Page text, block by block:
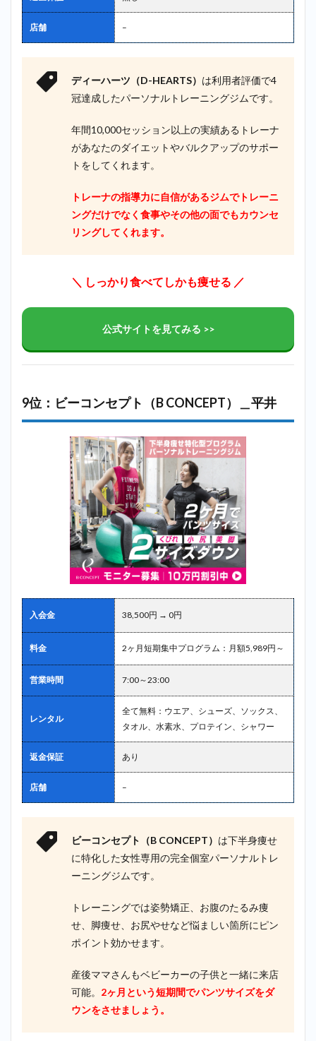
店舗 –
ディーハーツ（D-HEARTS） は利用者評価で4
冠達成したパーソナルトレーニングジムです。
年間10,000セッション以上の実績あるトレーナ
があなたのダイエットやバルクアップのサポー
トをしてくれます。
トレーナの指導力に自信があるジムでトレーニ
ングだけでなく食事やその他の面でもカウンセ
リングしてくれます。
＼ しっかり食べてしかも痩せる ／
公式サイトを見てみる >>
9位：ビーコンセプト（B CONCEPT）＿平井
入会金 38,500円 → 0円
料金 2ヶ月短期集中プログラム：月額5,989円～
営業時間 7:00～23:00
レンタル
全て無料：ウエア、シューズ、ソックス、
タオル、水素水、プロテイン、シャワー
返金保証 あり
店舗 –
ビーコンセプト（B CONCEPT） は下半身痩せ
に特化した女性専用の完全個室パーソナルトレ
ーニングジムです。
トレーニングでは姿勢矯正、お腹のたるみ痩
せ、脚痩せ、お尻やせなど悩ましい箇所にピン
ポイント効かせます。
産後ママさんもベビーカーの子供と一緒に来店
可能。 2ヶ月という短期間でパンツサイズをダ
ウンをさせましょう。